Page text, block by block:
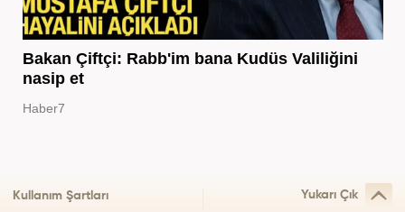
Bakan Çiftçi: Rabb'im bana Kudüs Valiliğini
nasip et
Haber7
Kullanım Şartları Yukarı Çık